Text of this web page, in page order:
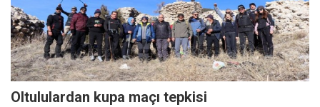
Oltululardan kupa maçı tepkisi